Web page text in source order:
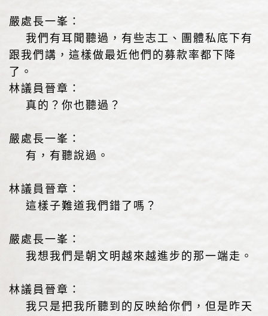
嚴處長一峯：
我們有耳聞聽過，有些志工、團體私底下有
跟我們講，這樣做最近他們的募款率都下降
了。
林議員晉章：
真的？你也聽過？
嚴處長一峯：
有，有聽說過。
林議員晉章：
這樣子難道我們錯了嗎？
嚴處長一峯：
我想我們是朝文明越來越進步的那一端走。
林議員晉章：
我只是把我所聽到的反映給你們，但是昨天